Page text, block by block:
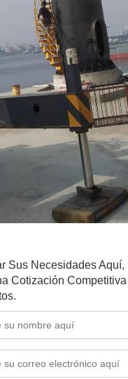
Sus Necesidades Aquí,
Cotización